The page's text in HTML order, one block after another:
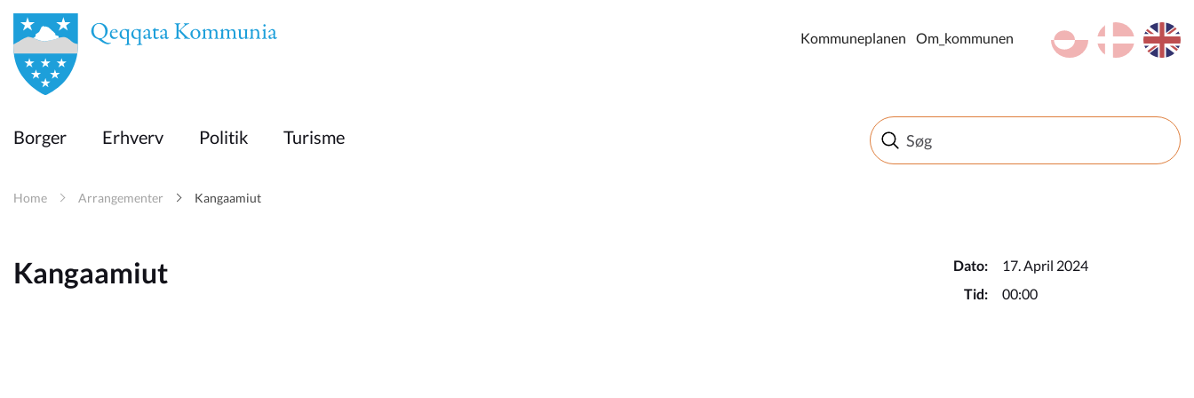
en
Borger
Erhverv
Turisme
en
da
kl-GL
Kommuneplanen Om_kommunen
Borger Erhverv Politik Turisme
Home Arrangementer Kangaamiut
Kangaamiut Dato:
17. April 2024
Tid:
00:00